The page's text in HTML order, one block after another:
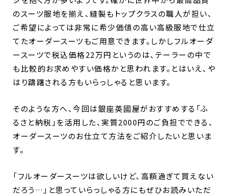
のスーツ服地を揃え、縫製もトップクラスの職人が担い、
ご希望によっては非常に希少価値の高い高級服地で仕立
てたオーダースーツもご用意できます。しかしフルオーダ
ースーツで税込価格22万円というのは、テーラーの中で
も比較的お求めやすい価格かと思われます。とはいえ、や
はり躊躇される方もいらっしゃると思います。
そのような方へ、今回は銀座英國屋がおすすめする「ふ
るさと納税」を活用した、実質2000円のご負担でできる、
オーダースーツのお仕立て方法をご紹介したいと思いま
す。
「フルオーダースーツは欲しいけど、高額過ぎて買えない
だろう…」と思っていらっしゃる方にもぜひお読みいただ